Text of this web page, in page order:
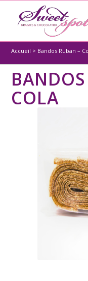
Accueil > Bandos Ruban –
COLA